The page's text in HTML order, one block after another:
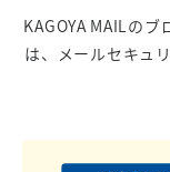
KAGOYA MAILの
は、 メールセキュ